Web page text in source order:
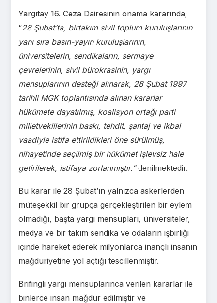
Yargıtay 16. Ceza Dairesinin onama kararında;
“28 Şubat’ta, birtakım sivil toplum kuruluşlarının
yanı sıra basın-yayın kuruluşlarının,
üniversitelerin, sendikaların, sermaye
çevrelerinin, sivil bürokrasinin, yargı
mensuplarının desteği alınarak, 28 Şubat 1997
tarihli MGK toplantısında alınan kararlar
hükümete dayatılmış, koalisyon ortağı parti
milletvekillerinin baskı, tehdit, şantaj ve ikbal
vaadiyle istifa ettirildikleri öne sürülmüş,
nihayetinde seçilmiş bir hükümet işlevsiz hale
getirilerek, istifaya zorlanmıştır.”denilmektedir.
Bu karar ile 28 Şubat’ın yalnızca askerlerden
müteşekkil bir grupça gerçekleştirilen bir eylem
olmadığı, başta yargı mensupları, üniversiteler,
medya ve bir takım sendika ve odaların işbirliği
içinde hareket ederek milyonlarca inançlı insanın
mağduriyetine yol açtığı tescillenmiştir.
Brifingli yargı mensuplarınca verilen kararlar ile
binlerce insan mağdur edilmiştir ve